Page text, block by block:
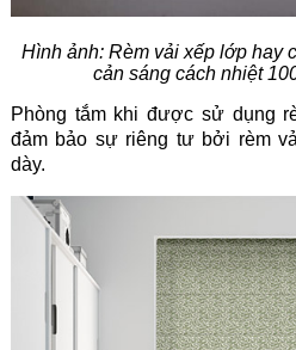
Hình ảnh: Rèm vải xếp lớp hay
cản sáng cách nhiệt
Phòng tắm khi được sử dụng
đảm bảo sự riêng tư bởi rèm
dày.